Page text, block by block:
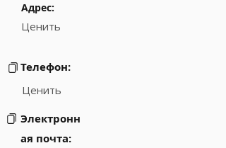
Адрес:
Ценить
Телефон:
Ценить
Электронн
ая почта: